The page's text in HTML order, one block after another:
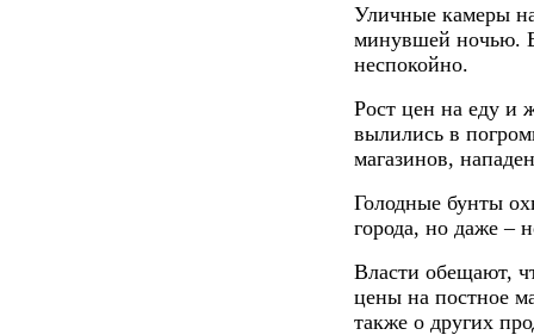
Уличные камеры
минувшей ночью.
неспокойно.
Рост цен на еду и
вылились в
магазинов,
Голодные бунты
города, но даже –
Власти обещают,
цены на постное
также о других